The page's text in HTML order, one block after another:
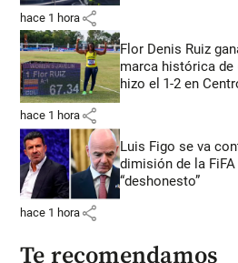
hace 1 hora share
Flor Denis Ruiz
marca histórica
hizo el 1-2 en
hace 1 hora share
Luis Figo se va
dimisión de la
“deshonesto”
hace 1 hora share
Te recomendamos